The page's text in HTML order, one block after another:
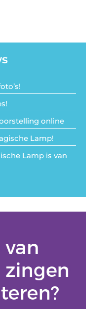
online
Lamp!
Lamp is van